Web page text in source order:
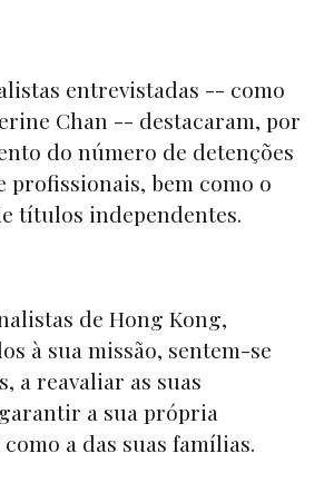
entrevistadas -- como
Chan -- destacaram, por
do número de detenções
profissionais, bem como o
títulos independentes.
de Hong Kong,
à sua missão, sentem-se
a reavaliar as suas
a sua própria
a das suas famílias.